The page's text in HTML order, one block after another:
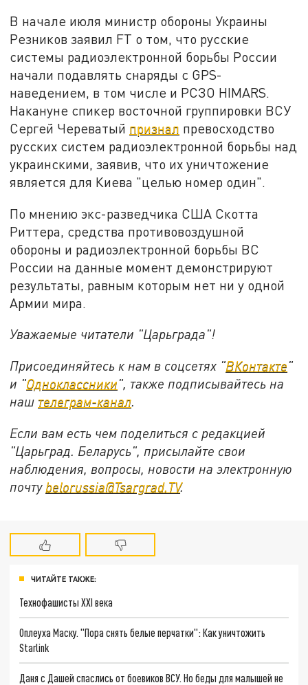
В начале июля министр обороны Украины
Резников заявил FT о том, что русские
системы радиоэлектронной борьбы России
начали подавлять снаряды с GPS-
наведением, в том числе и РСЗО HIMARS.
Накануне спикер восточной группировки ВСУ
Сергей Череватый признал превосходство
русских систем радиоэлектронной борьбы над
украинскими, заявив, что их уничтожение
является для Киева "целью номер один".
По мнению экс-разведчика США Скотта
Риттера, средства противовоздушной
обороны и радиоэлектронной борьбы ВС
России на данные момент демонстрируют
результаты, равным которым нет ни у одной
Армии мира.
Уважаемые читатели "Царьграда"!
Присоединяйтесь к нам в соцсетях "ВКонтакте"
и "Одноклассники", также подписывайтесь на
наш телеграм-канал.
Если вам есть чем поделиться с редакцией
"Царьград. Беларусь", присылайте свои
наблюдения, вопросы, новости на электронную
почту belorussia@Tsargrad.TV.
ЧИТАЙТЕ ТАКЖЕ:
Технофашисты XXI века
Оплеуха Маску. "Пора снять белые перчатки": Как уничтожить
Starlink
Даня с Дашей спаслись от боевиков ВСУ. Но беды для малышей не